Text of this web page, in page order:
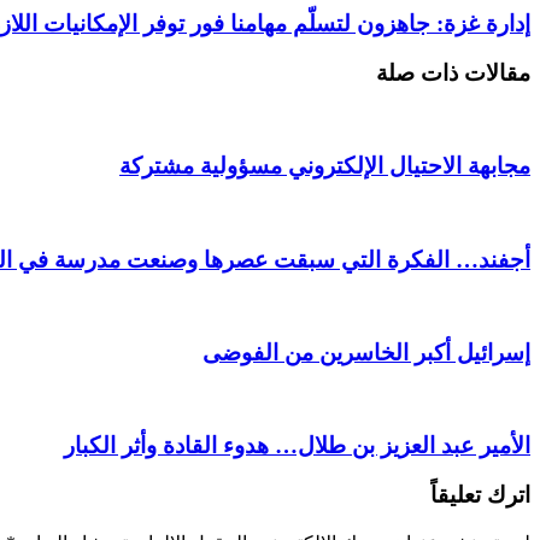
إدارة غزة: جاهزون لتسلّم مهامنا فور توفر الإمكانيات
مقالات ذات صلة
مجابهة الاحتيال الإلكتروني مسؤولية مشتركة
أجفند… الفكرة التي سبقت عصرها وصنعت مدرسة في
إسرائيل أكبر الخاسرين من الفوضى
الأمير عبد العزيز بن طلال… هدوء القادة وأثر الكبار
اترك تعليقاً